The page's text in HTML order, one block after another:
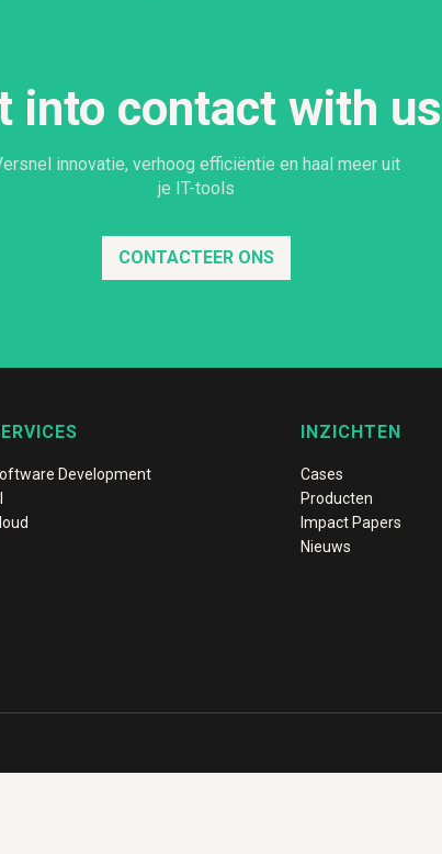
into contact with
innovatie, verhoog efficiëntie en haal meer uit
je IT-tools
CONTACTEER ONS
Development
INZICHTEN
Cases
Producten
Impact Papers
Nieuws